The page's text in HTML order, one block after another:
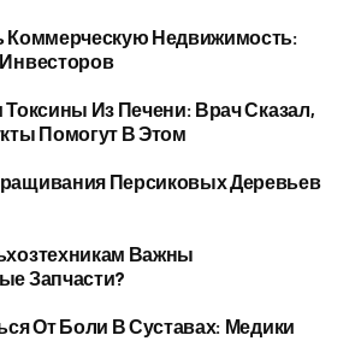
Коммерческую Недвижимость:
Токсины Из Печени: Врач Сказал,
Помогут В Этом
Персиковых Деревьев
Важны
Запчасти?
От Боли В Суставах: Медики